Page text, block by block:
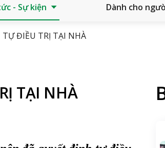
- Sự kiện Dành cho
TỰ ĐIỀU TRỊ TẠI NHÀ
TẠI NHÀ